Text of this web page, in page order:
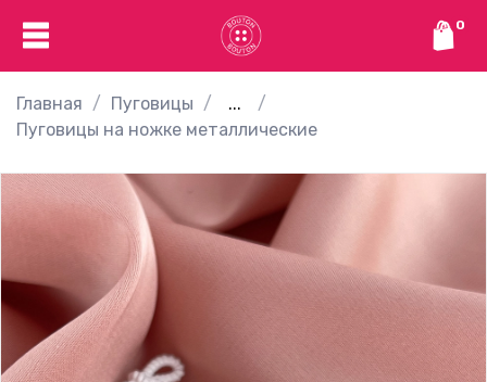
0
Главная Пуговицы
...
Пуговицы на ножке металлические